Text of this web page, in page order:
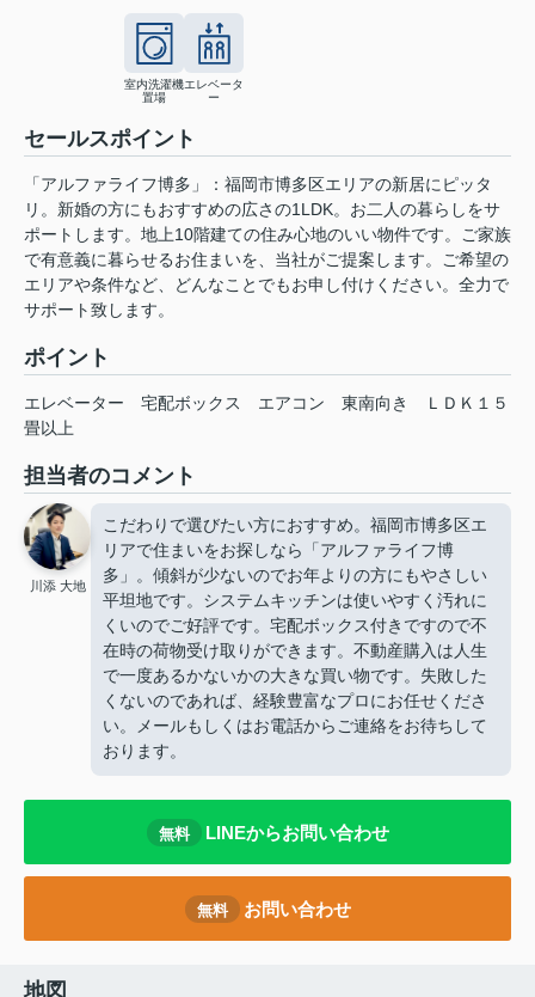
室内洗濯機
置場
エレベータ
ー
セールスポイント
「アルファライフ博多」：福岡市博多区エリアの新居にピッタ
リ。新婚の方にもおすすめの広さの1LDK。お二人の暮らしをサ
ポートします。地上10階建ての住み心地のいい物件です。ご家族
で有意義に暮らせるお住まいを、当社がご提案します。ご希望の
エリアや条件など、どんなことでもお申し付けください。全力で
サポート致します。
ポイント
エレベーター 宅配ボックス エアコン 東南向き
ＬＤＫ１５
畳以上
担当者のコメント
川添 大地
こだわりで選びたい方におすすめ。福岡市博多区エ
リアで住まいをお探しなら「アルファライフ博
多」。傾斜が少ないのでお年よりの方にもやさしい
平坦地です。システムキッチンは使いやすく汚れに
くいのでご好評です。宅配ボックス付きですので不
在時の荷物受け取りができます。不動産購入は人生
で一度あるかないかの大きな買い物です。失敗した
くないのであれば、経験豊富なプロにお任せくださ
い。メールもしくはお電話からご連絡をお待ちして
おります。
無料 LINEからお問い合わせ
無料 お問い合わせ
地図